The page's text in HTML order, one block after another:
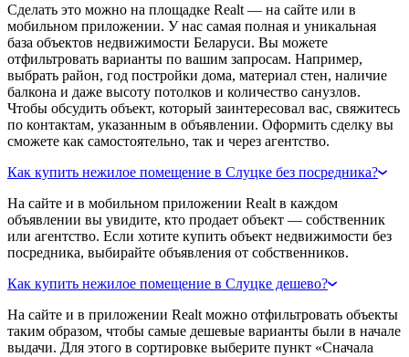
Сделать это можно на площадке Realt — на сайте или в
мобильном приложении. У нас самая полная и уникальная
база объектов недвижимости Беларуси. Вы можете
отфильтровать варианты по вашим запросам. Например,
выбрать район, год постройки дома, материал стен, наличие
балкона и даже высоту потолков и количество санузлов.
Чтобы обсудить объект, который заинтересовал вас, свяжитесь
по контактам, указанным в объявлении. Оформить сделку вы
сможете как самостоятельно, так и через агентство.
Как купить нежилое помещение в Слуцке без посредника?
На сайте и в мобильном приложении Realt в каждом
объявлении вы увидите, кто продает объект — собственник
или агентство. Если хотите купить объект недвижимости без
посредника, выбирайте объявления от собственников.
Как купить нежилое помещение в Слуцке дешево?
На сайте и в приложении Realt можно отфильтровать объекты
таким образом, чтобы самые дешевые варианты были в начале
выдачи. Для этого в сортировке выберите пункт «Сначала